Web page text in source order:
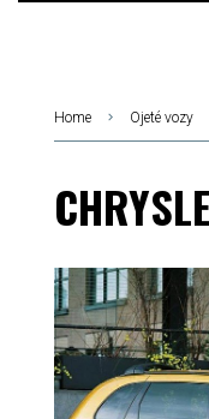
Home Ojeté vozy